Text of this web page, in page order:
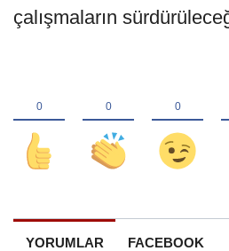
çalışmaların
YORUMLAR FACEBOOK